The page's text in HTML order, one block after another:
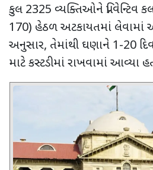
કુલ 2325 વ્યક્તિઓને પ્રિવેન્ટિવ
170) હેઠળ અટકાયતમાં લેવામાં
અનુસાર, તેમાંથી ઘણાને 1-20
માટે કસ્ટડીમાં રાખવામાં આવ્યા